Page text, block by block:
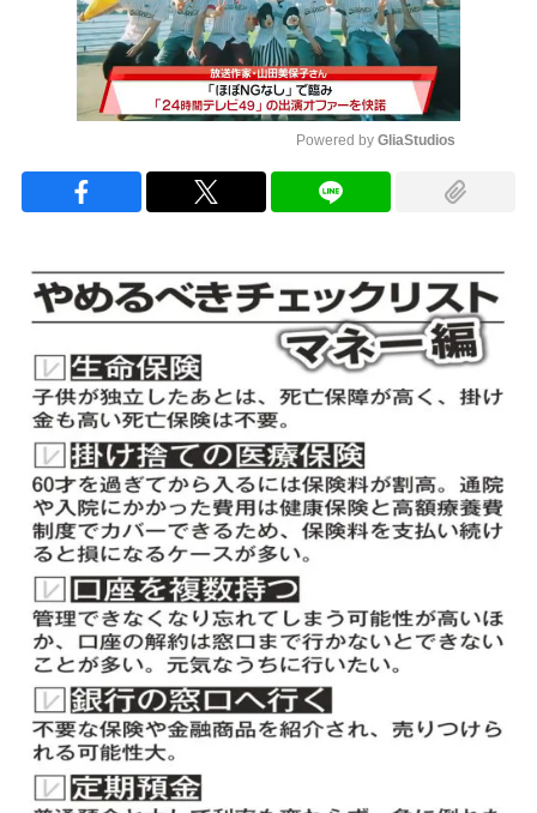
Powered by GliaStudios